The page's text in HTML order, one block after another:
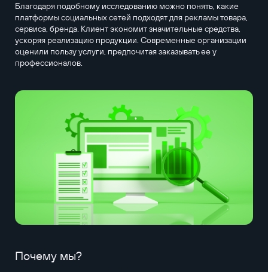
Благодаря подобному исследованию можно понять, какие
платформы социальных сетей подходят для рекламы товара,
сервиса, бренда. Клиент экономит значительные средства,
ускоряя реализацию продукции. Современные организации
оценили пользу услуги, предпочитая заказывать ее у
профессионалов.
Почему мы?